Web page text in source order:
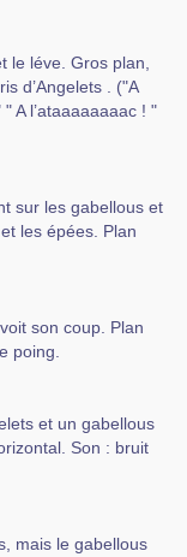
le léve. Gros plan,
d’Angelets . ("A
A l’ataaaaaaaac ! "
sur les gabellous et
les épées. Plan
son coup. Plan
poing.
et un gabellous
Son : bruit
mais le gabellous